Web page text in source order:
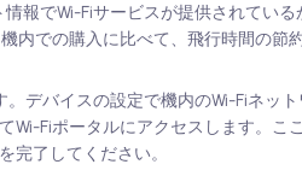
報でWi-Fiサービスが提供されてい
内での購入に比べて、飛行時間の節
デバイスの設定で機内のWi-Fiネッ
Wi-Fiポータルにアクセスします。
完了してください。